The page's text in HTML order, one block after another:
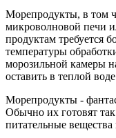
Морепродукты, в том
микроволновой печи
продуктам требуется
температуры
морозильной камеры
оставить в теплой
Морепродукты -
Обычно их готовят
питательные